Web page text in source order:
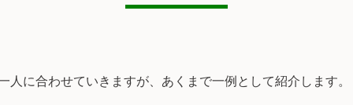
人に合わせていきますが、あくまで一例として紹介します。